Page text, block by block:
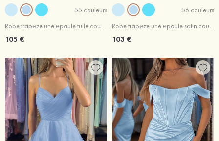
55 couleurs
Robe trapèze une épaule tulle courte/mini robe de fête de la rentrée
105 €
56 couleurs
Robe trapèze une épaule satin courte/mini robe de fête de la rentrée
103 €